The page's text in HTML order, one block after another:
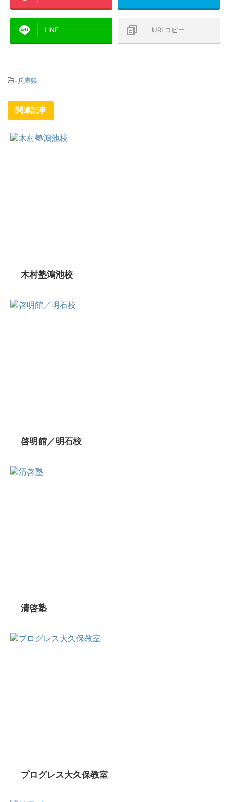
LINE URLコピー
-兵庫県
関連記事
木村塾鴻池校
啓明館／明石校
清啓塾
プログレス大久保教室